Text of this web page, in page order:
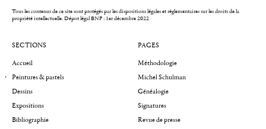
Tous les contenus de ce site sont protégés par les dispositions légales et réglementaires sur les droits de la
propriété intellectuelle.Dépot légal BNF : 1er décembre 2022
SECTIONS
Accueil
Peintures & pastels
Dessins
Expositions
Bibliographie
PAGES
Méthodologie
Michel Schulman
Généalogie
Signatures
Revue de presse